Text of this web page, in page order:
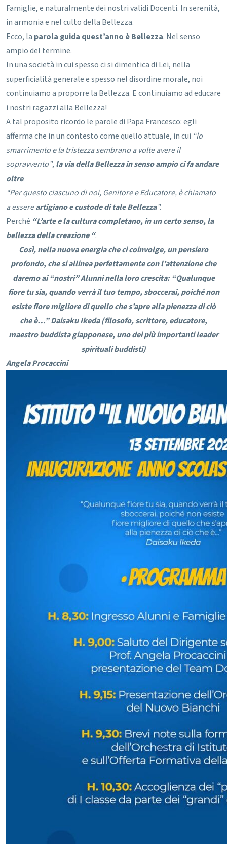
Famiglie, e naturalmente dei nostri validi Docenti. In serenità,
in armonia e nel culto della Bellezza.
Ecco, la parola guida quest’anno è Bellezza. Nel senso
ampio del termine.
In una società in cui spesso ci si dimentica di Lei, nella
superficialità generale e spesso nel disordine morale, noi
continuiamo a proporre la Bellezza. E continuiamo ad educare
i nostri ragazzi alla Bellezza!
A tal proposito ricordo le parole di Papa Francesco: egli
afferma che in un contesto come quello attuale, in cui “lo
smarrimento e la tristezza sembrano a volte avere il
sopravvento”, la via della Bellezza in senso ampio ci fa andare
oltre.
“Per questo ciascuno di noi, Genitore e Educatore, è chiamato
a essereartigiano e custode di tale Bellezza”.
Perché “L’arte e la cultura completano, in un certo senso, la
bellezza della creazione “.
Così, nella nuova energia che ci coinvolge, un pensiero
profondo, che si allinea perfettamente con l’attenzione che
daremo ai “nostri” Alunni nella loro crescita: “Qualunque
fiore tu sia, quando verrà il tuo tempo, sboccerai, poiché non
esistefiore migliore di quello che s’aprealla pienezza di ciò
che è…”Daisaku Ikeda (filosofo, scrittore, educatore,
maestro buddista giapponese, uno dei più importanti leader
spirituali buddisti)
Angela Procaccini